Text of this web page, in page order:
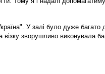
У залі було дуже
візку зворушливо виконувала